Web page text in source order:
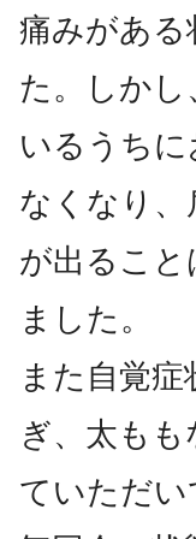
痛みがある
た。しかし
いるうち
なくなり
が出ること
ました。
また自覚
ぎ、太も
ていただい